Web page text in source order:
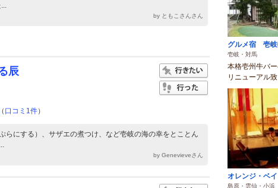
by ともこさんさん
辰
（ 口コミ1件）
らにする）、サザエの煮つけ、など壱岐の海の幸をとことん
by Genevieveさん
グルメ宿 壱岐
壱岐・対馬
本格壱州牛バ
リニューアル致
オレンジ・ベイ
島原・雲仙・小浜